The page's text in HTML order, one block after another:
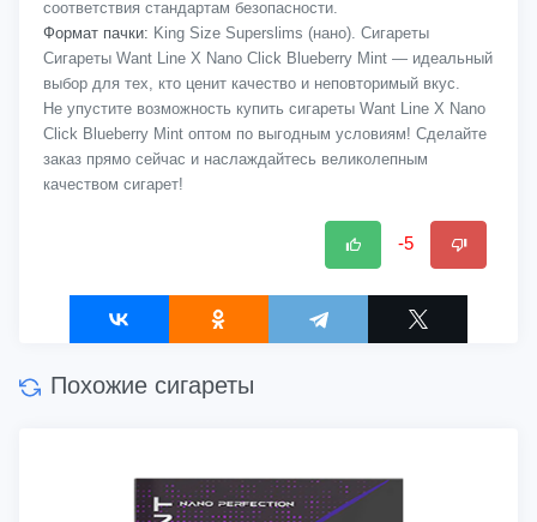
соответствия стандартам безопасности.
Формат пачки: King Size Superslims (нано). Сигареты
Сигареты Want Line X Nano Click Blueberry Mint — идеальный
выбор для тех, кто ценит качество и неповторимый вкус.
Не упустите возможность купить сигареты Want Line X Nano
Click Blueberry Mint оптом по выгодным условиям! Сделайте
заказ прямо сейчас и наслаждайтесь великолепным
качеством сигарет!
-5
Похожие сигареты